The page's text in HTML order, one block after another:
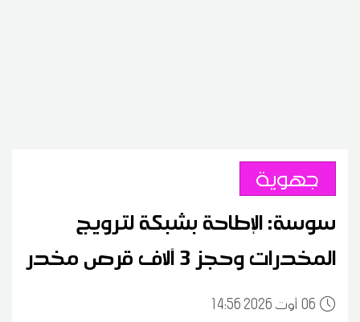
جهوية
سوسة: الإطاحة بشبكة لترويج
المخدرات وحجز 3 آلاف قرص مخدر
0614:56 2026 أوت